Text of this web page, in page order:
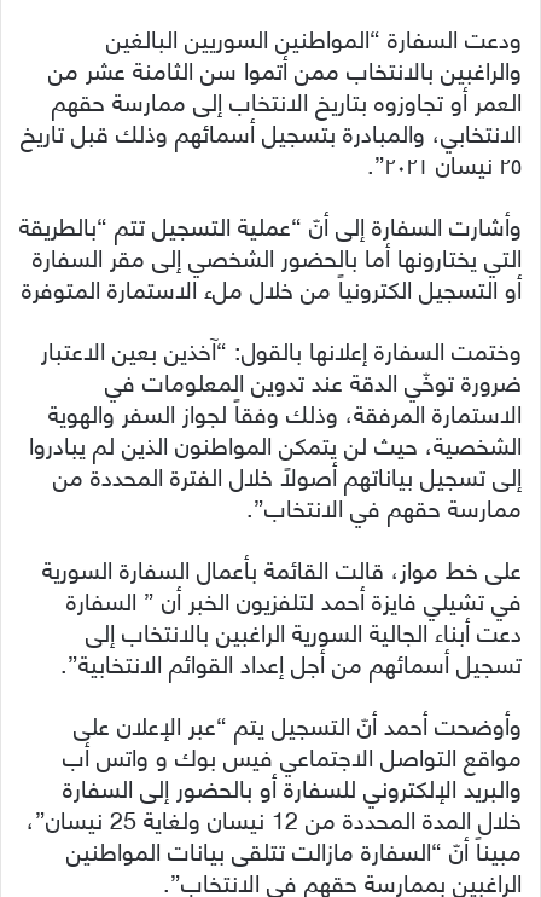
ودعت السفارة “المواطنين السوريين البالغين
والراغبين بالانتخاب ممن أتموا سن الثامنة عشر من
العمر أو تجاوزوه بتاريخ الانتخاب إلى ممارسة حقهم
الانتخابي، والمبادرة بتسجيل أسمائهم وذلك قبل تاريخ
٢٥ نيسان ٢٠٢١”.
وأشارت السفارة إلى أنّ “عملية التسجيل تتم “بالطريقة
التي يختارونها أما بالحضور الشخصي إلى مقر السفارة
أو التسجيل الكترونياً من خلال ملء الاستمارة المتوفرة
وختمت السفارة إعلانها بالقول: “آخذين بعين الاعتبار
ضرورة توخّي الدقة عند تدوين المعلومات في
الاستمارة المرفقة، وذلك وفقاً لجواز السفر والهوية
الشخصية، حيث لن يتمكن المواطنون الذين لم يبادروا
إلى تسجيل بياناتهم أصولاً خلال الفترة المحددة من
ممارسة حقهم في الانتخاب”.
على خط مواز، قالت القائمة بأعمال السفارة السورية
في تشيلي فايزة أحمد لتلفزيون الخبر أن ” السفارة
دعت أبناء الجالية السورية الراغبين بالانتخاب إلى
تسجيل أسمائهم من أجل إعداد القوائم الانتخابية”.
وأوضحت أحمد أنّ التسجيل يتم “عبر الإعلان على
مواقع التواصل الاجتماعي فيس بوك و واتس أب
والبريد الإلكتروني للسفارة أو بالحضور إلى السفارة
خلال المدة المحددة من 12 نيسان ولغاية 25 نيسان”،
مبيناً أنّ “السفارة مازالت تتلقى بيانات المواطنين
الراغبين بممارسة حقهم في الانتخاب”.